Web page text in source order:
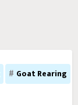
Goat Rearing